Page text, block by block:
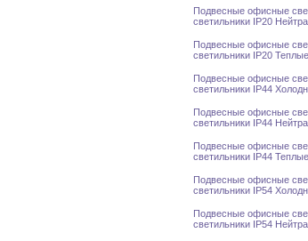
Подвесные офисные
светильники IP20
Подвесные офисные
светильники IP20 Теплые
Подвесные офисные
светильники IP44
Подвесные офисные
светильники IP44
Подвесные офисные
светильники IP44 Теплые
Подвесные офисные
светильники IP54
Подвесные офисные
светильники IP54